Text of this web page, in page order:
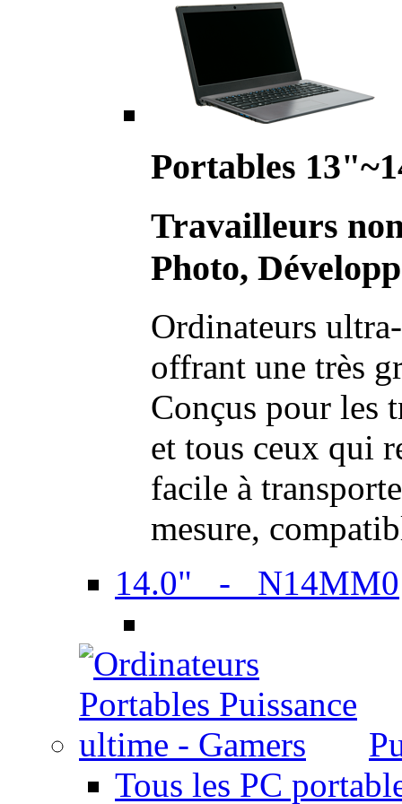
Portables
Travailleurs
Photo,
Ordinateurs
offrant une très
Conçus pour les
et tous ceux qui
facile à
mesure,
14.0" - N14MM0
Tous les PC